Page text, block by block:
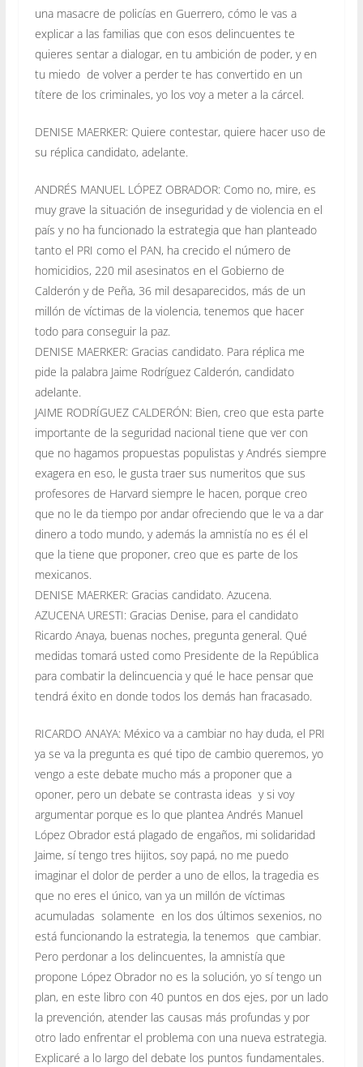
una masacre de policías en Guerrero, cómo le vas a
explicar a las familias que con esos delincuentes te
quieres sentar a dialogar, en tu ambición de poder, y en
tu miedo de volver a perder te has convertido en un
títere de los criminales, yo los voy a meter a la cárcel.
DENISE MAERKER: Quiere contestar, quiere hacer uso de
su réplica candidato, adelante.
ANDRÉS MANUEL LÓPEZ OBRADOR: Como no, mire, es
muy grave la situación de inseguridad y de violencia en el
país y no ha funcionado la estrategia que han planteado
tanto el PRI como el PAN, ha crecido el número de
homicidios, 220 mil asesinatos en el Gobierno de
Calderón y de Peña, 36 mil desaparecidos, más de un
millón de víctimas de la violencia, tenemos que hacer
todo para conseguir la paz.
DENISE MAERKER: Gracias candidato. Para réplica me
pide la palabra Jaime Rodríguez Calderón, candidato
adelante.
JAIME RODRÍGUEZ CALDERÓN: Bien, creo que esta parte
importante de la seguridad nacional tiene que ver con
que no hagamos propuestas populistas y Andrés siempre
exagera en eso, le gusta traer sus numeritos que sus
profesores de Harvard siempre le hacen, porque creo
que no le da tiempo por andar ofreciendo que le va a dar
dinero a todo mundo, y además la amnistía no es él el
que la tiene que proponer, creo que es parte de los
mexicanos.
DENISE MAERKER: Gracias candidato. Azucena.
AZUCENA URESTI: Gracias Denise, para el candidato
Ricardo Anaya, buenas noches, pregunta general. Qué
medidas tomará usted como Presidente de la República
para combatir la delincuencia y qué le hace pensar que
tendrá éxito en donde todos los demás han fracasado.
RICARDO ANAYA: México va a cambiar no hay duda, el PRI
ya se va la pregunta es qué tipo de cambio queremos, yo
vengo a este debate mucho más a proponer que a
oponer, pero un debate se contrasta ideas y si voy
argumentar porque es lo que plantea Andrés Manuel
López Obrador está plagado de engaños, mi solidaridad
Jaime, sí tengo tres hijitos, soy papá, no me puedo
imaginar el dolor de perder a uno de ellos, la tragedia es
que no eres el único, van ya un millón de víctimas
acumuladas solamente en los dos últimos sexenios, no
está funcionando la estrategia, la tenemos que cambiar.
Pero perdonar a los delincuentes, la amnistía que
propone López Obrador no es la solución, yo sí tengo un
plan, en este libro con 40 puntos en dos ejes, por un lado
la prevención, atender las causas más profundas y por
otro lado enfrentar el problema con una nueva estrategia.
Explicaré a lo largo del debate los puntos fundamentales.